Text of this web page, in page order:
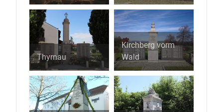
Thyrnau
Kirchberg vorm
Wald